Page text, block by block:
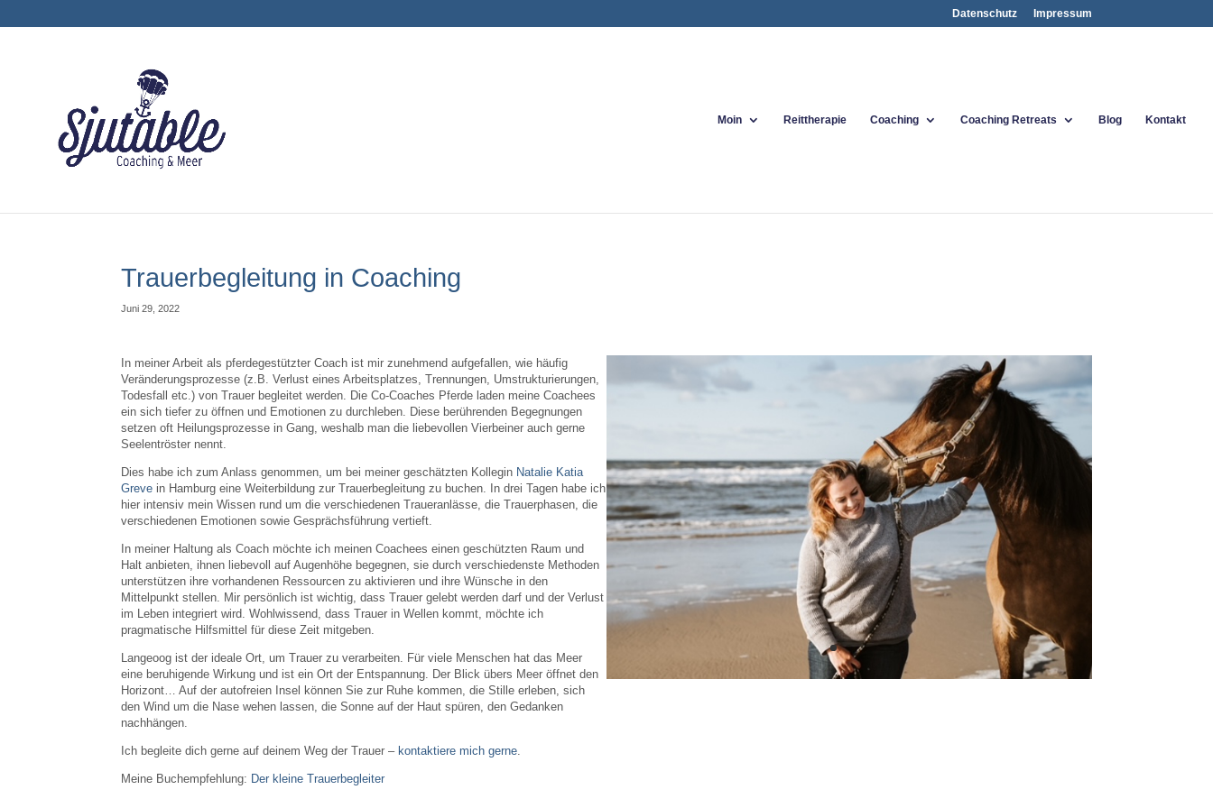
Datenschutz Impressum
Moin Reittherapie Coaching Coaching Retreats Blog Kontakt
Trauerbegleitung in Coaching
Juni 29, 2022
In meiner Arbeit als pferdegestützter Coach ist mir zunehmend aufgefallen, wie häufig
Veränderungsprozesse (z.B. Verlust eines Arbeitsplatzes, Trennungen, Umstrukturierungen,
Todesfall etc.) von Trauer begleitet werden. Die Co-Coaches Pferde laden meine Coachees
ein sich tiefer zu öffnen und Emotionen zu durchleben. Diese berührenden Begegnungen
setzen oft Heilungsprozesse in Gang, weshalb man die liebevollen Vierbeiner auch gerne
Seelentröster nennt.
Dies habe ich zum Anlass genommen, um bei meiner geschätzten Kollegin Natalie Katia
Greve in Hamburg eine Weiterbildung zur Trauerbegleitung zu buchen. In drei Tagen habe ich
hier intensiv mein Wissen rund um die verschiedenen Traueranlässe, die Trauerphasen, die
verschiedenen Emotionen sowie Gesprächsführung vertieft.
In meiner Haltung als Coach möchte ich meinen Coachees einen geschützten Raum und
Halt anbieten, ihnen liebevoll auf Augenhöhe begegnen, sie durch verschiedenste Methoden
unterstützen ihre vorhandenen Ressourcen zu aktivieren und ihre Wünsche in den
Mittelpunkt stellen. Mir persönlich ist wichtig, dass Trauer gelebt werden darf und der Verlust
im Leben integriert wird. Wohlwissend, dass Trauer in Wellen kommt, möchte ich
pragmatische Hilfsmittel für diese Zeit mitgeben.
Langeoog ist der ideale Ort, um Trauer zu verarbeiten. Für viele Menschen hat das Meer
eine beruhigende Wirkung und ist ein Ort der Entspannung. Der Blick übers Meer öffnet den
Horizont… Auf der autofreien Insel können Sie zur Ruhe kommen, die Stille erleben, sich
den Wind um die Nase wehen lassen, die Sonne auf der Haut spüren, den Gedanken
nachhängen.
Ich begleite dich gerne auf deinem Weg der Trauer –kontaktiere mich gerne
Meine Buchempfehlung: Der kleine Trauerbegleiter